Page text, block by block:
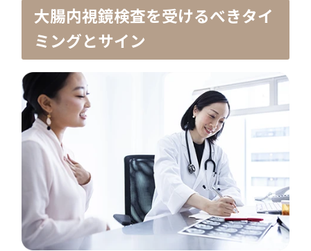
大腸内視鏡検査を受けるべきタイ
ミングとサイン